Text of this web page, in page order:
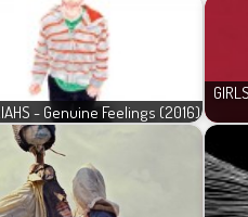
- Genuine Feelings (2016)